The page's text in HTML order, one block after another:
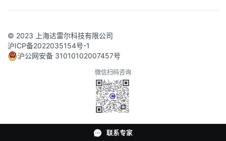
© 2023 上海达雷尔科技有限公司
沪ICP备2022035154号-1
沪公网安备 31010102007457号
微信扫码咨询
联系专家